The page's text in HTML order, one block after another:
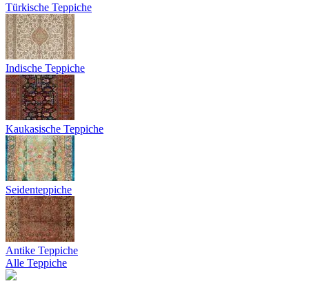
Türkische Teppiche
Indische Teppiche
Kaukasische Teppiche
Seidenteppiche
Antike Teppiche
Alle Teppiche